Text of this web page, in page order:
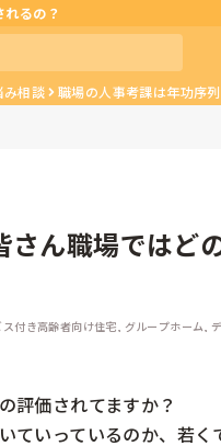
るの？
み相談 職場の人事考課は年功序
ん職場ではど
付き高齢者向け住宅, グループホーム,
評価されてますか？
ていっているのか、若